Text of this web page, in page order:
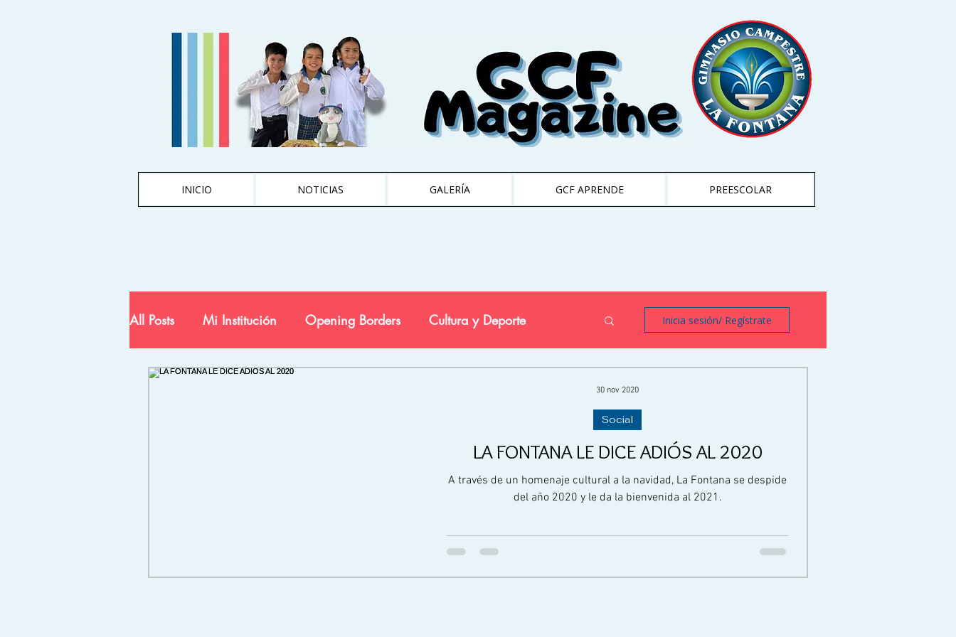
INICIO NOTICIAS GALERÍA GCF APRENDE PREESCOLAR
All Posts Mi Institución Opening Borders Cultura y Deporte
Ciencia y Tecnología
Inicia sesión/ Regístrate
LA FONTANA LE DICE ADIÓS AL 2020
A través de un homenaje cultural a la navidad, La Fontana se despide
del año 2020 y le da la bienvenida al 2021.
Social
30 nov 2020